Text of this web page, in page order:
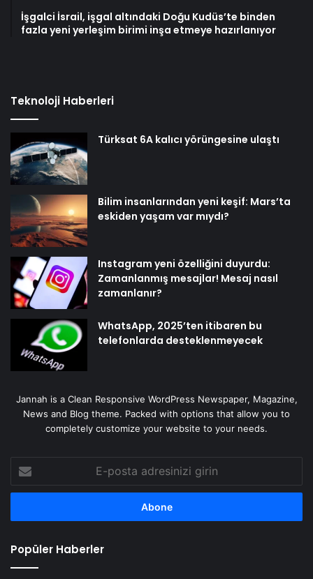
İşgalci İsrail, işgal altındaki Doğu Kudüs’te binden
fazla yeni yerleşim birimi inşa etmeye hazırlanıyor
Teknoloji Haberleri
Türksat 6A kalıcı yörüngesine ulaştı
Bilim insanlarından yeni keşif: Mars’ta
eskiden yaşam var mıydı?
Instagram yeni özelliğini duyurdu:
Zamanlanmış mesajlar! Mesaj nasıl
zamanlanır?
WhatsApp, 2025’ten itibaren bu
telefonlarda desteklenmeyecek
Jannah is a Clean Responsive WordPress Newspaper, Magazine,
News and Blog theme. Packed with options that allow you to
completely customize your website to your needs.
posta
adresinizi
Popüler Haberler